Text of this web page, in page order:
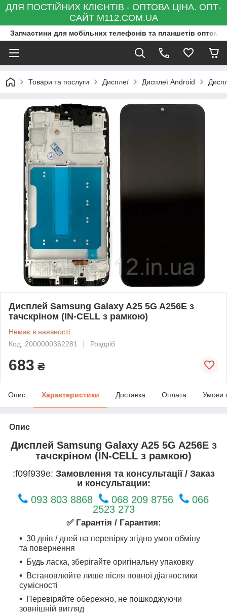
ДЛЯ ПОСТІЙНИХ КЛІЄНТІВ - ОПТОВА ЦІНА. ОПТ-
САЙТ M112.COM.UA
Запчастини для мобільних телефонів та планшетів оптом
Товари та послуги Дисплеї Дисплеї Android
Дисплей Samsung Galaxy A25 5G A256E з
тачскріном (IN-CELL з рамкою)
Немає в наявності
Код: 2000000362281
Роздріб
683 ₴
Опис Характеристики Доставка Оплата Умови
Опис
Дисплей Samsung Galaxy A25 5G A256E з
тачскріном (IN-CELL з рамкою)
:f09f939e: Замовлення та консультації / Заказ
и консультации:
093 803 8868 068 209 8756
066
2523 273
✅ Гарантія / Гарантия:
30 днів / дней на перевірку згідно умов обміну
та повернення
Будь ласка, зберігайте оригінальну упаковку
Встановлюйте лише після повної діагностики
сумісності
Перевіряйте обережно, не пошкоджуючи
зовнішній вигляд